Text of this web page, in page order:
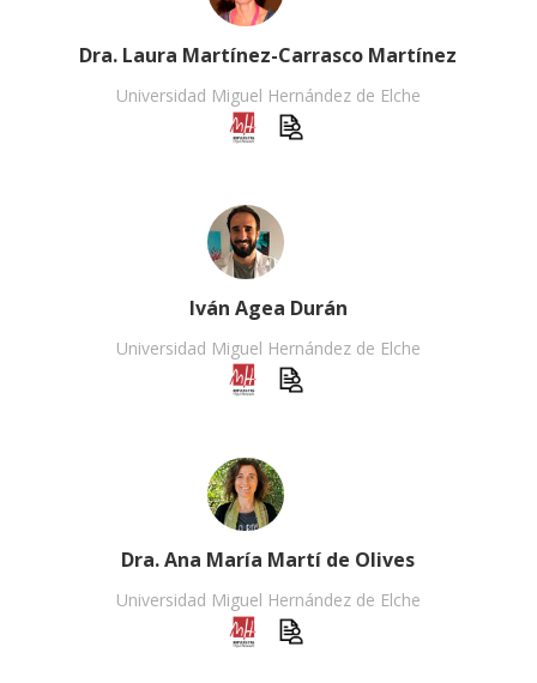
Dra. Laura Martínez-Carrasco Martínez
Universidad Miguel Hernández de Elche
Iván Agea Durán
Universidad Miguel Hernández de Elche
Dra. Ana María Martí de Olives
Universidad Miguel Hernández de Elche